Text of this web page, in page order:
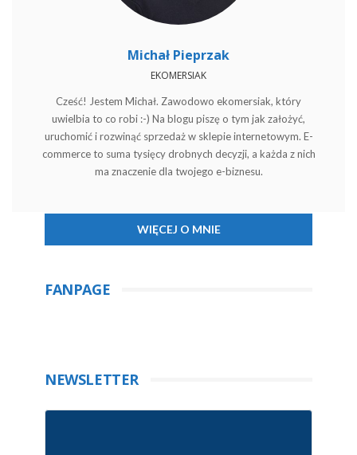
Michał Pieprzak
EKOMERSIAK
Cześć! Jestem Michał. Zawodowo ekomersiak, który
uwielbia to co robi :-) Na blogu piszę o tym jak założyć,
uruchomić i rozwinąć sprzedaż w sklepie internetowym. E-
commerce to suma tysięcy drobnych decyzji, a każda z nich
ma znaczenie dla twojego e-biznesu.
WIĘCEJ O MNIE
FANPAGE
NEWSLETTER